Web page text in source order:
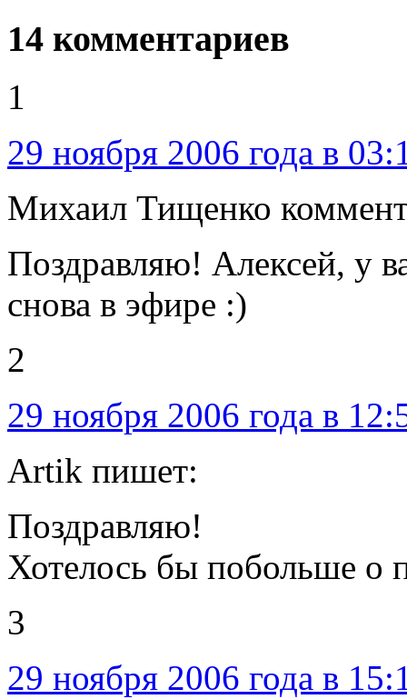
14 комментариев
1
29 ноября 2006 года в
Михаил Тищенко
Поздравляю! Алексей, у
снова в эфире :)
2
29 ноября 2006 года в
Artik пишет:
Поздравляю!
Хотелось бы побольше о
3
29 ноября 2006 года в